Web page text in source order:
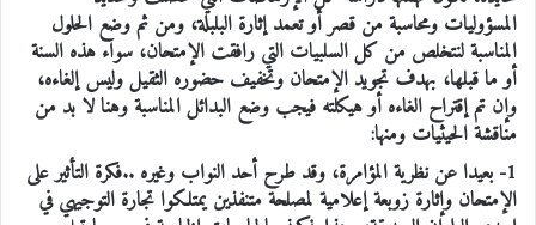
المسؤوليات ومحاسبة من قصر أو تعمد إثارة البلبلة، ومن ثم وضع الحلول
المناسبة لنتخلص من كل السلبيات التي رافقت الإمتحان، سواء هذه السنة
أو ما قبلها، بهدف تجويد الإمتحان وتخفيف حضوره الثقيل وليس إلغاءه،
وإن تم إقتراح الغاءه أو هيكلته فيجب وضع البدائل المناسبة وهنا لا بد من
مناقشة الحيثيات ومنها:
1- بعيدا عن نظرية المؤامرة، وقد طرح أحد النواب وغيره ..فكرة التأثير على
الإمتحان وإثارة زوبعة إعلامية لمصلحة متنفذين يمتلكوا تجارة التوجيهي في